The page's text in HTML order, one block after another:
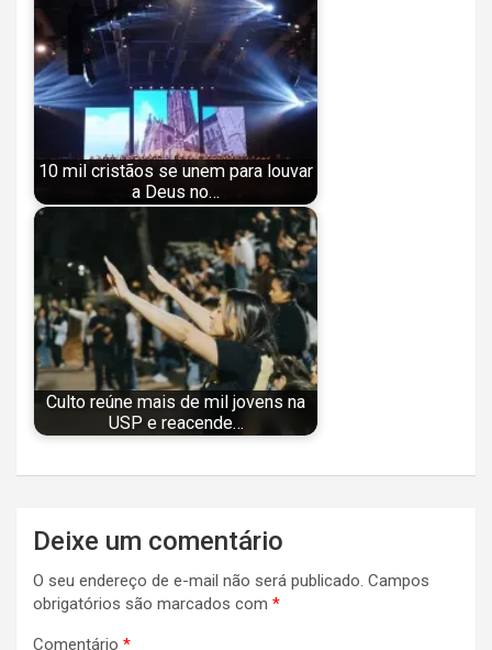
10 mil cristãos se unem para louvar
a Deus no…
Culto reúne mais de mil jovens na
USP e reacende…
Navegação
de
Post
Deixe um comentário
O seu endereço de e-mail não será publicado. Campos
obrigatórios são marcados com *
Comentário *